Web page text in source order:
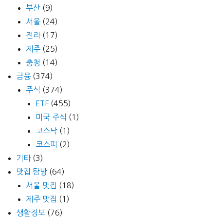
부산 (9)
서울 (24)
전라(17)
제주 (25)
충청 (14)
금융 (374)
주식 (374)
ETF (455)
미국 주식 (1)
코스닥 (1)
코스피 (2)
기타(3)
맛집 탐방 (64)
서울 맛집 (18)
제주 맛집 (1)
생활정보 (76)